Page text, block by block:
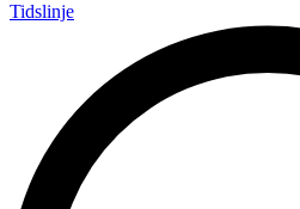
Tidslinje